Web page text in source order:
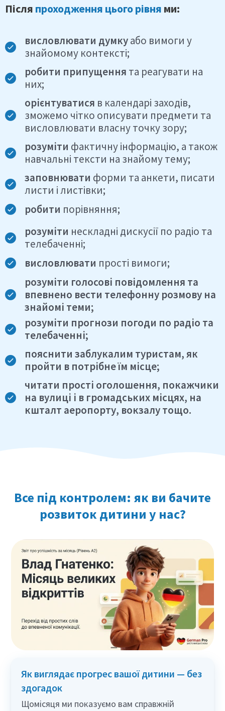
Після проходження цього рівня ми:
висловлювати думкуабо вимоги у
знайомому контексті;
робити припущення та реагувати на
них;
орієнтуватися в календарі заходів,
зможемо чітко описувати предмети та
висловлювати власну точку зору;
розуміти фактичну інформацію, а також
навчальні тексти на знайому тему;
заповнювати форми та анкети, писати
листи і листівки;
робити порівняння;
розуміти нескладні дискусії по радіо та
телебаченні;
висловлювати прості вимоги;
розуміти голосові повідомлення та
впевнено вести телефонну розмову на
знайомі теми;
розуміти прогнози погоди по радіо та
телебаченні;
пояснити заблукалим туристам, як
пройти в потрібне їм місце;
читати прості оголошення, покажчики
на вулиці і в громадських місцях, на
кшталт аеропорту, вокзалу тощо.
Все під контролем: як ви бачите
розвиток дитини у нас?
Як виглядає прогрес вашої дитини — без
здогадок
Щомісяця ми показуємо вам справжній